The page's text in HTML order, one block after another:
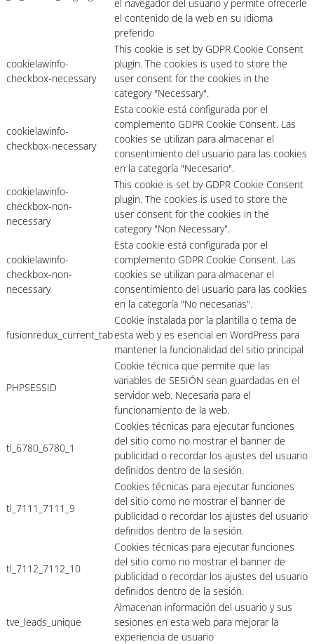
el navegador del usuario y permite ofrecerle
el contenido de la web en su idioma
preferido
cookielawinfo-
checkbox-necessary
This cookie is set by GDPR Cookie Consent
plugin. The cookies is used to store the
user consent for the cookies in the
category "Necessary".
cookielawinfo-
checkbox-necessary
Esta cookie está configurada por el
complemento GDPR Cookie Consent. Las
cookies se utilizan para almacenar el
consentimiento del usuario para las cookies
en la categoría "Necesario".
cookielawinfo-
checkbox-non-
necessary
This cookie is set by GDPR Cookie Consent
plugin. The cookies is used to store the
user consent for the cookies in the
category "Non Necessary".
cookielawinfo-
checkbox-non-
necessary
Esta cookie está configurada por el
complemento GDPR Cookie Consent. Las
cookies se utilizan para almacenar el
consentimiento del usuario para las cookies
en la categoría "No necesarias".
fusionredux_current_tab
Cookie instalada por la plantilla o tema de
esta web y es esencial en WordPress para
mantener la funcionalidad del sitio principal
PHPSESSID
Cookie técnica que permite que las
variables de SESIÓN sean guardadas en el
servidor web. Necesaria para el
funcionamiento de la web.
tl_6780_6780_1
Cookies técnicas para ejecutar funciones
del sitio como no mostrar el banner de
publicidad o recordar los ajustes del usuario
definidos dentro de la sesión.
tl_7111_7111_9
Cookies técnicas para ejecutar funciones
del sitio como no mostrar el banner de
publicidad o recordar los ajustes del usuario
definidos dentro de la sesión.
tl_7112_7112_10
Cookies técnicas para ejecutar funciones
del sitio como no mostrar el banner de
publicidad o recordar los ajustes del usuario
definidos dentro de la sesión.
tve_leads_unique
Almacenan información del usuario y sus
sesiones en esta web para mejorar la
experiencia de usuario